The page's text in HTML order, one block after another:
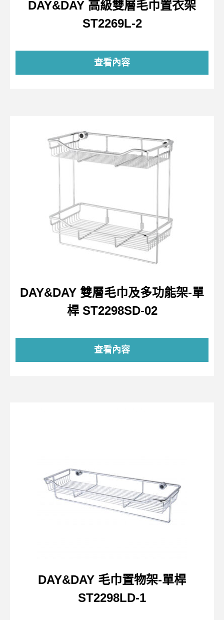
DAY&DAY 高級雙層毛巾置衣架
ST2269L-2
查看內容
DAY&DAY 雙層毛巾及多功能架-單
桿 ST2298SD-02
查看內容
DAY&DAY 毛巾置物架-單桿
ST2298LD-1